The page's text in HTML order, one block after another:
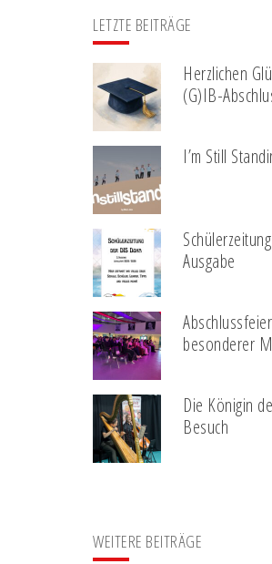
LETZTE BEITRÄGE
Herzlichen
(G)IB-
I’m Still
Ausgabe
besonderer
Die Königin
Besuch
WEITERE BEITRÄGE